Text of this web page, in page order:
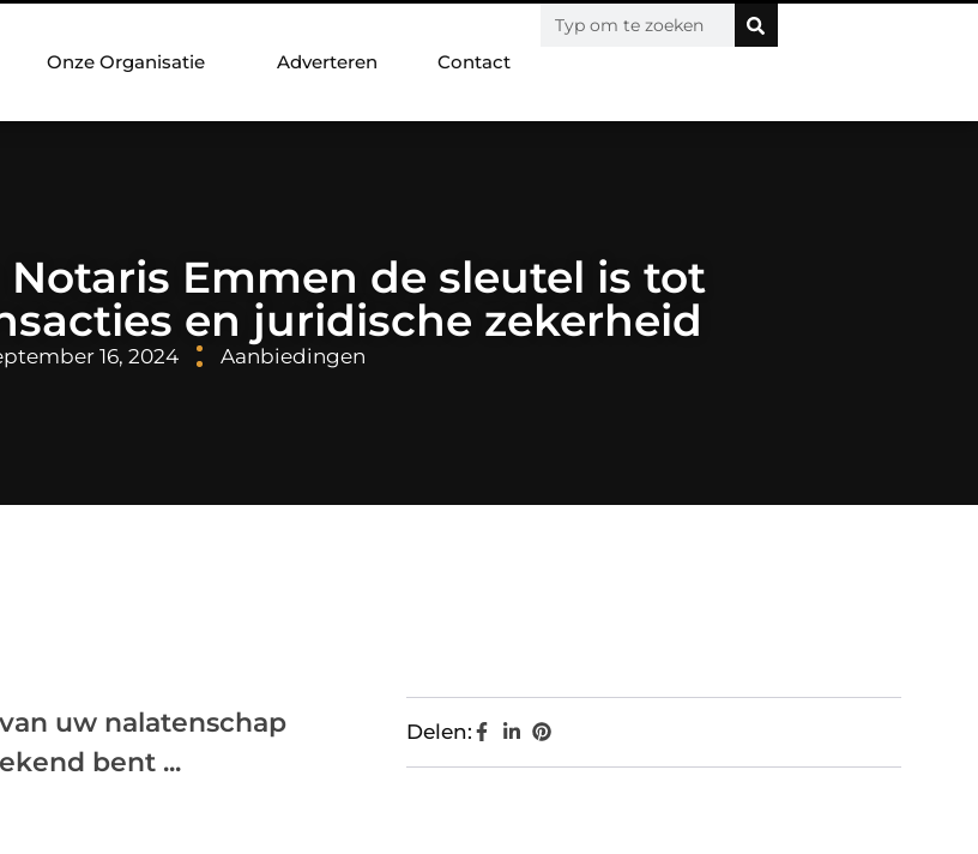
Onze Organisatie Adverteren Contact
Emmen de sleutel is tot
en juridische zekerheid
16, 2024 Aanbiedingen
uw nalatenschap
bent ...
Delen: